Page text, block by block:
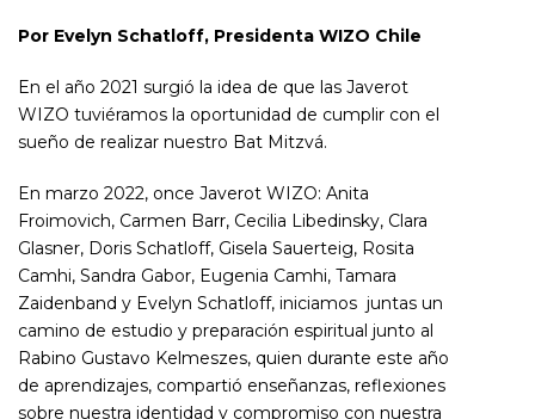
Por Evelyn Schatloff, Presidenta WIZO Chile
En el año 2021 surgió la idea de que las Javerot
WIZO tuviéramos la oportunidad de cumplir con el
sueño de realizar nuestro Bat Mitzvá.
En marzo 2022, once Javerot WIZO: Anita
Froimovich, Carmen Barr, Cecilia Libedinsky, Clara
Glasner, Doris Schatloff, Gisela Sauerteig, Rosita
Camhi, Sandra Gabor, Eugenia Camhi, Tamara
Zaidenband y Evelyn Schatloff, iniciamos juntas un
camino de estudio y preparación espiritual junto al
Rabino Gustavo Kelmeszes, quien durante este año
de aprendizajes, compartió enseñanzas, reflexiones
sobre nuestra identidad y compromiso con nuestra